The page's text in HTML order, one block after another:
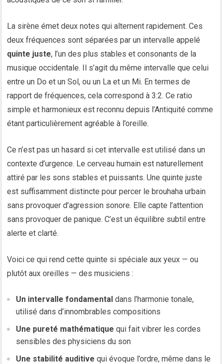
La sirène émet deux notes qui alternent rapidement. Ces
deux fréquences sont séparées par un intervalle appelé
quinte juste, l’un des plus stables et consonants de la
musique occidentale. Il s’agit du même intervalle que celui
entre un Do et un Sol, ou un La et un Mi. En termes de
rapport de fréquences, cela correspond à 3:2. Ce ratio
simple et harmonieux est reconnu depuis l’Antiquité comme
étant particulièrement agréable à l’oreille.
Ce n’est pas un hasard si cet intervalle est utilisé dans un
contexte d’urgence. Le cerveau humain est naturellement
attiré par les sons stables et puissants. Une quinte juste
est suffisamment distincte pour percer le brouhaha urbain
sans provoquer d’agression sonore. Elle capte l’attention
sans provoquer de panique. C’est un équilibre subtil entre
alerte et clarté.
Voici ce qui rend cette quinte si spéciale aux yeux — ou
plutôt aux oreilles — des musiciens :
Un intervalle fondamental dans l’harmonie tonale,
utilisé dans d’innombrables compositions
Une pureté mathématique qui fait vibrer les cordes
sensibles des physiciens du son
Une stabilité auditive qui évoque l’ordre, même dans le